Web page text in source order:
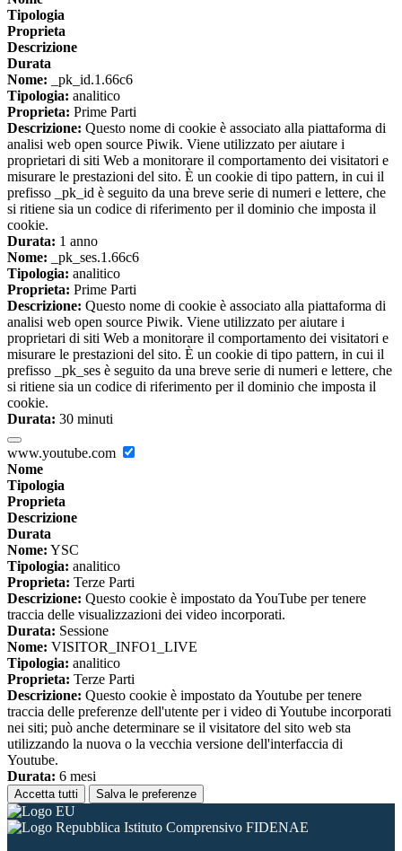
Tipologia
Proprieta
Descrizione
Durata
Nome: _pk_id.1.66c6
Tipologia: analitico
Proprieta: Prime Parti
Descrizione: Questo nome di cookie è associato alla piattaforma di
analisi web open source Piwik. Viene utilizzato per aiutare i
proprietari di siti Web a monitorare il comportamento dei visitatori e
misurare le prestazioni del sito. È un cookie di tipo pattern, in cui il
prefisso _pk_id è seguito da una breve serie di numeri e lettere, che
si ritiene sia un codice di riferimento per il dominio che imposta il
cookie.
Durata: 1 anno
Nome: _pk_ses.1.66c6
Tipologia: analitico
Proprieta: Prime Parti
Descrizione: Questo nome di cookie è associato alla piattaforma di
analisi web open source Piwik. Viene utilizzato per aiutare i
proprietari di siti Web a monitorare il comportamento dei visitatori e
misurare le prestazioni del sito. È un cookie di tipo pattern, in cui il
prefisso _pk_ses è seguito da una breve serie di numeri e lettere, che
si ritiene sia un codice di riferimento per il dominio che imposta il
cookie.
Durata: 30 minuti
www.youtube.com
Nome
Tipologia
Proprieta
Descrizione
Durata
Nome: YSC
Tipologia: analitico
Proprieta: Terze Parti
Descrizione: Questo cookie è impostato da YouTube per tenere
traccia delle visualizzazioni dei video incorporati.
Durata: Sessione
Nome: VISITOR_INFO1_LIVE
Tipologia: analitico
Proprieta: Terze Parti
Descrizione: Questo cookie è impostato da Youtube per tenere
traccia delle preferenze dell'utente per i video di Youtube incorporati
nei siti; può anche determinare se il visitatore del sito web sta
utilizzando la nuova o la vecchia versione dell'interfaccia di
Youtube.
Durata: 6 mesi
Accetta tutti Salva le preferenze
Istituto Comprensivo FIDENAE